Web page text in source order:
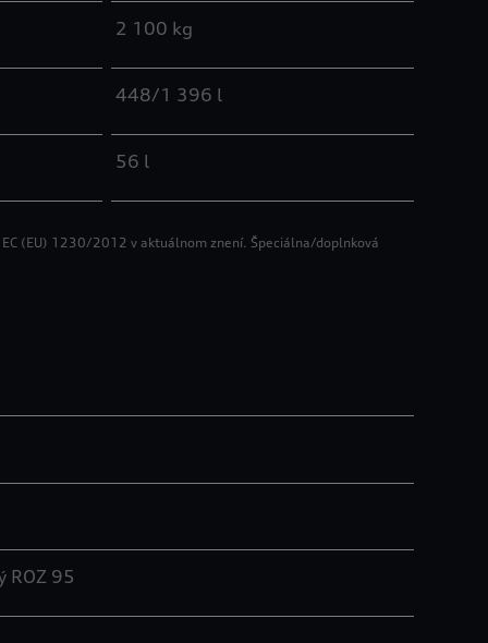
2 100 kg
448/1 396 l
56 l
(EU) 1230/2012 v aktuálnom znení. Špeciálna/doplnková
ROZ 95